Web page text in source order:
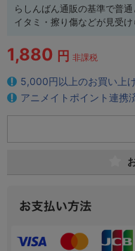
らしんばん通販の基準で普
イタミ・擦り傷などが見受け
1,880 円 非課税
5,000円以上のお買い上
アニメイトポイント連携